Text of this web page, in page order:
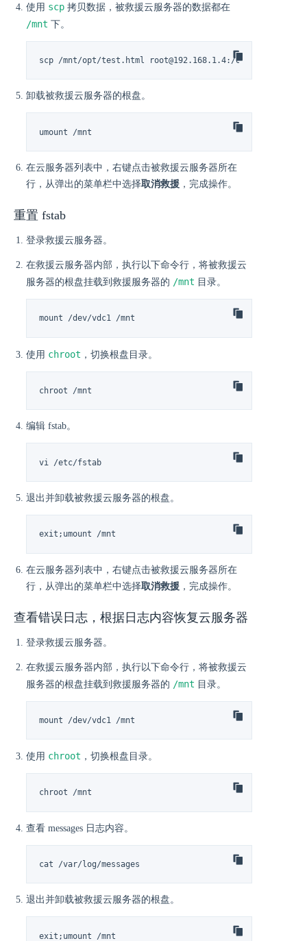
使用 scp 拷贝数据，被救援云服务器的数据都在
/mnt 下。
scp /mnt/opt/test.html root@192.168.1.4:/opt
卸载被救援云服务器的根盘。
umount /mnt
在云服务器列表中，右键点击被救援云服务器所在
行，从弹出的菜单栏中选择取消救援 ，完成操作。
重置 fstab
登录救援云服务器。
在救援云服务器内部，执行以下命令行，将被救援云
服务器的根盘挂载到救援服务器的 /mnt 目录。
mount /dev/vdc1 /mnt
使用 chroot ，切换根盘目录。
chroot /mnt
编辑 fstab。
vi /etc/fstab
退出并卸载被救援云服务器的根盘。
exit;umount /mnt
在云服务器列表中，右键点击被救援云服务器所在
行，从弹出的菜单栏中选择取消救援 ，完成操作。
查看错误日志，根据日志内容恢复云服务器
登录救援云服务器。
在救援云服务器内部，执行以下命令行，将被救援云
服务器的根盘挂载到救援服务器的 /mnt 目录。
mount /dev/vdc1 /mnt
使用 chroot ，切换根盘目录。
chroot /mnt
查看 messages 日志内容。
cat /var/log/messages
退出并卸载被救援云服务器的根盘。
exit;umount /mnt